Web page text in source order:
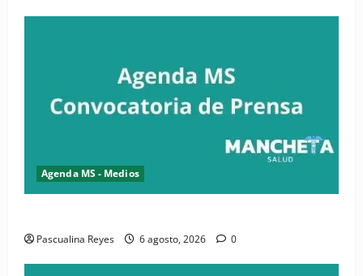
Agenda MS - Medios
Pascualina Reyes 6 agosto, 2026 0